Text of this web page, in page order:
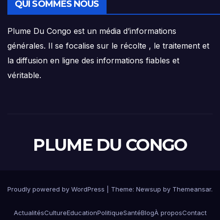
QUI SOMMES NOUS
Plume Du Congo est un média d’informations
générales. Il se focalise sur le récolte , le traitement et
la diffusion en ligne des informations fiables et
véritable.
PLUME DU CONGO
Proudly powered by WordPress Theme: Newsup by Themeansar.
ActualitésCultureEducationPolitiqueSantéBlogÀ proposContact